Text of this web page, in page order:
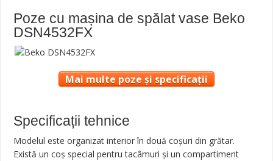
Poze cu mașina de spălat vase Beko
DSN4532FX
Mai multe poze și specificații
Specificații tehnice
Modelul este organizat interior în două coșuri din grătar.
Există un coș special pentru tacâmuri și un compartiment